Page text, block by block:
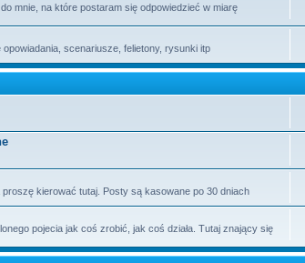
mnie, na które postaram się odpowiedzieć w miarę
opowiadania, scenariusze, felietony, rysunki itp
kierować tutaj. Posty są kasowane po 30 dniach
pojecia jak coś zrobić, jak coś działa. Tutaj znający się